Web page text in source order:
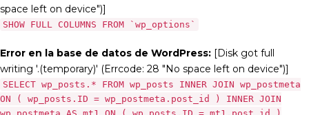
space left on device")]
SHOW FULL COLUMNS FROM `wp_options`
Error en la base de datos de WordPress: [Disk got full
writing '.(temporary)' (Errcode: 28 "No space left on device")]
SELECT wp_posts.* FROM wp_posts INNER JOIN wp_postmeta
ON ( wp_posts.ID = wp_postmeta.post_id ) INNER JOIN